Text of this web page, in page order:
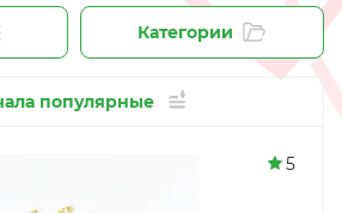
Категории
популярные
5